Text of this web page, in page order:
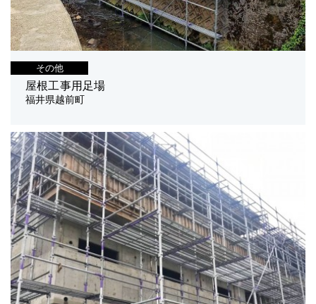
その他
屋根工事用足場
福井県越前町